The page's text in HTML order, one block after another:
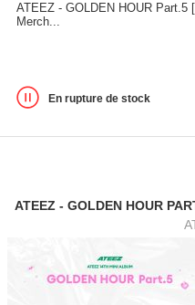
ATEEZ - GOLDEN HOUR
Merch...
En rupture de stock
ATEEZ - GOLDEN HOUR